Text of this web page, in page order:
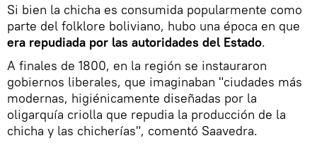
Si bien la chicha es consumida popularmente como
parte del folklore boliviano, hubo una época en que
era repudiada por las autoridades del Estado.
A finales de 1800, en la región se instauraron
gobiernos liberales, que imaginaban "ciudades más
modernas, higiénicamente diseñadas por la
oligarquía criolla que repudia la producción de la
chicha y las chicherías", comentó Saavedra.